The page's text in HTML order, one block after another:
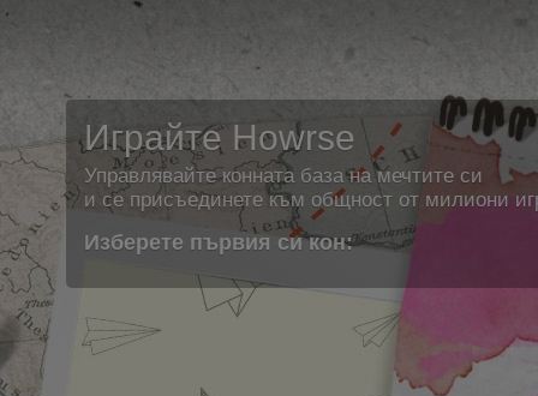
Играйте Howrse
Управлявайте конната база на мечтите си
и се присъединете към общност от милиони
Изберете първия си кон: